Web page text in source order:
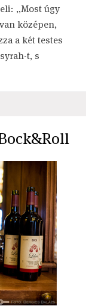
„Most úgy
középen,
a két testes
t, s